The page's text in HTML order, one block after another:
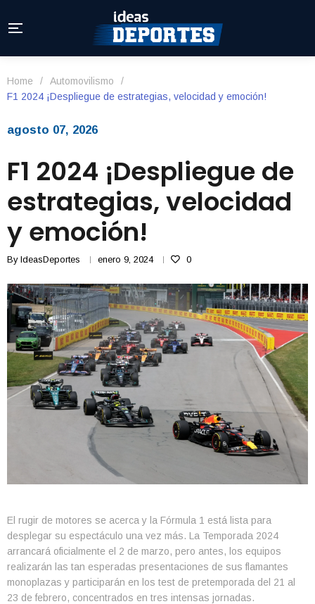
Home / Automovilismo
/
F1 2024 ¡Despliegue de estrategias, velocidad y emoción!
agosto 07, 2026
F1 2024 ¡Despliegue de
estrategias, velocidad
y emoción!
By IdeasDeportes enero 9, 2024 0
El rugir de motores se acerca y la Fórmula 1 está lista para
desplegar su espectáculo una vez más. La Temporada 2024
arrancará oficialmente el 2 de marzo, pero antes, los equipos
realizarán las tan esperadas presentaciones de sus flamantes
monoplazas y participarán en los test de pretemporada del 21 al
23 de febrero, concentrados en tres intensas jornadas.